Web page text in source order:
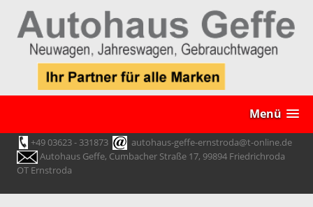
Menü
+49 03623 - 331873
autohaus-geffe-ernstroda@t-online.de
Autohaus Geffe, Cumbacher Straße 17, 99894 Friedrichroda
OT Ernstroda